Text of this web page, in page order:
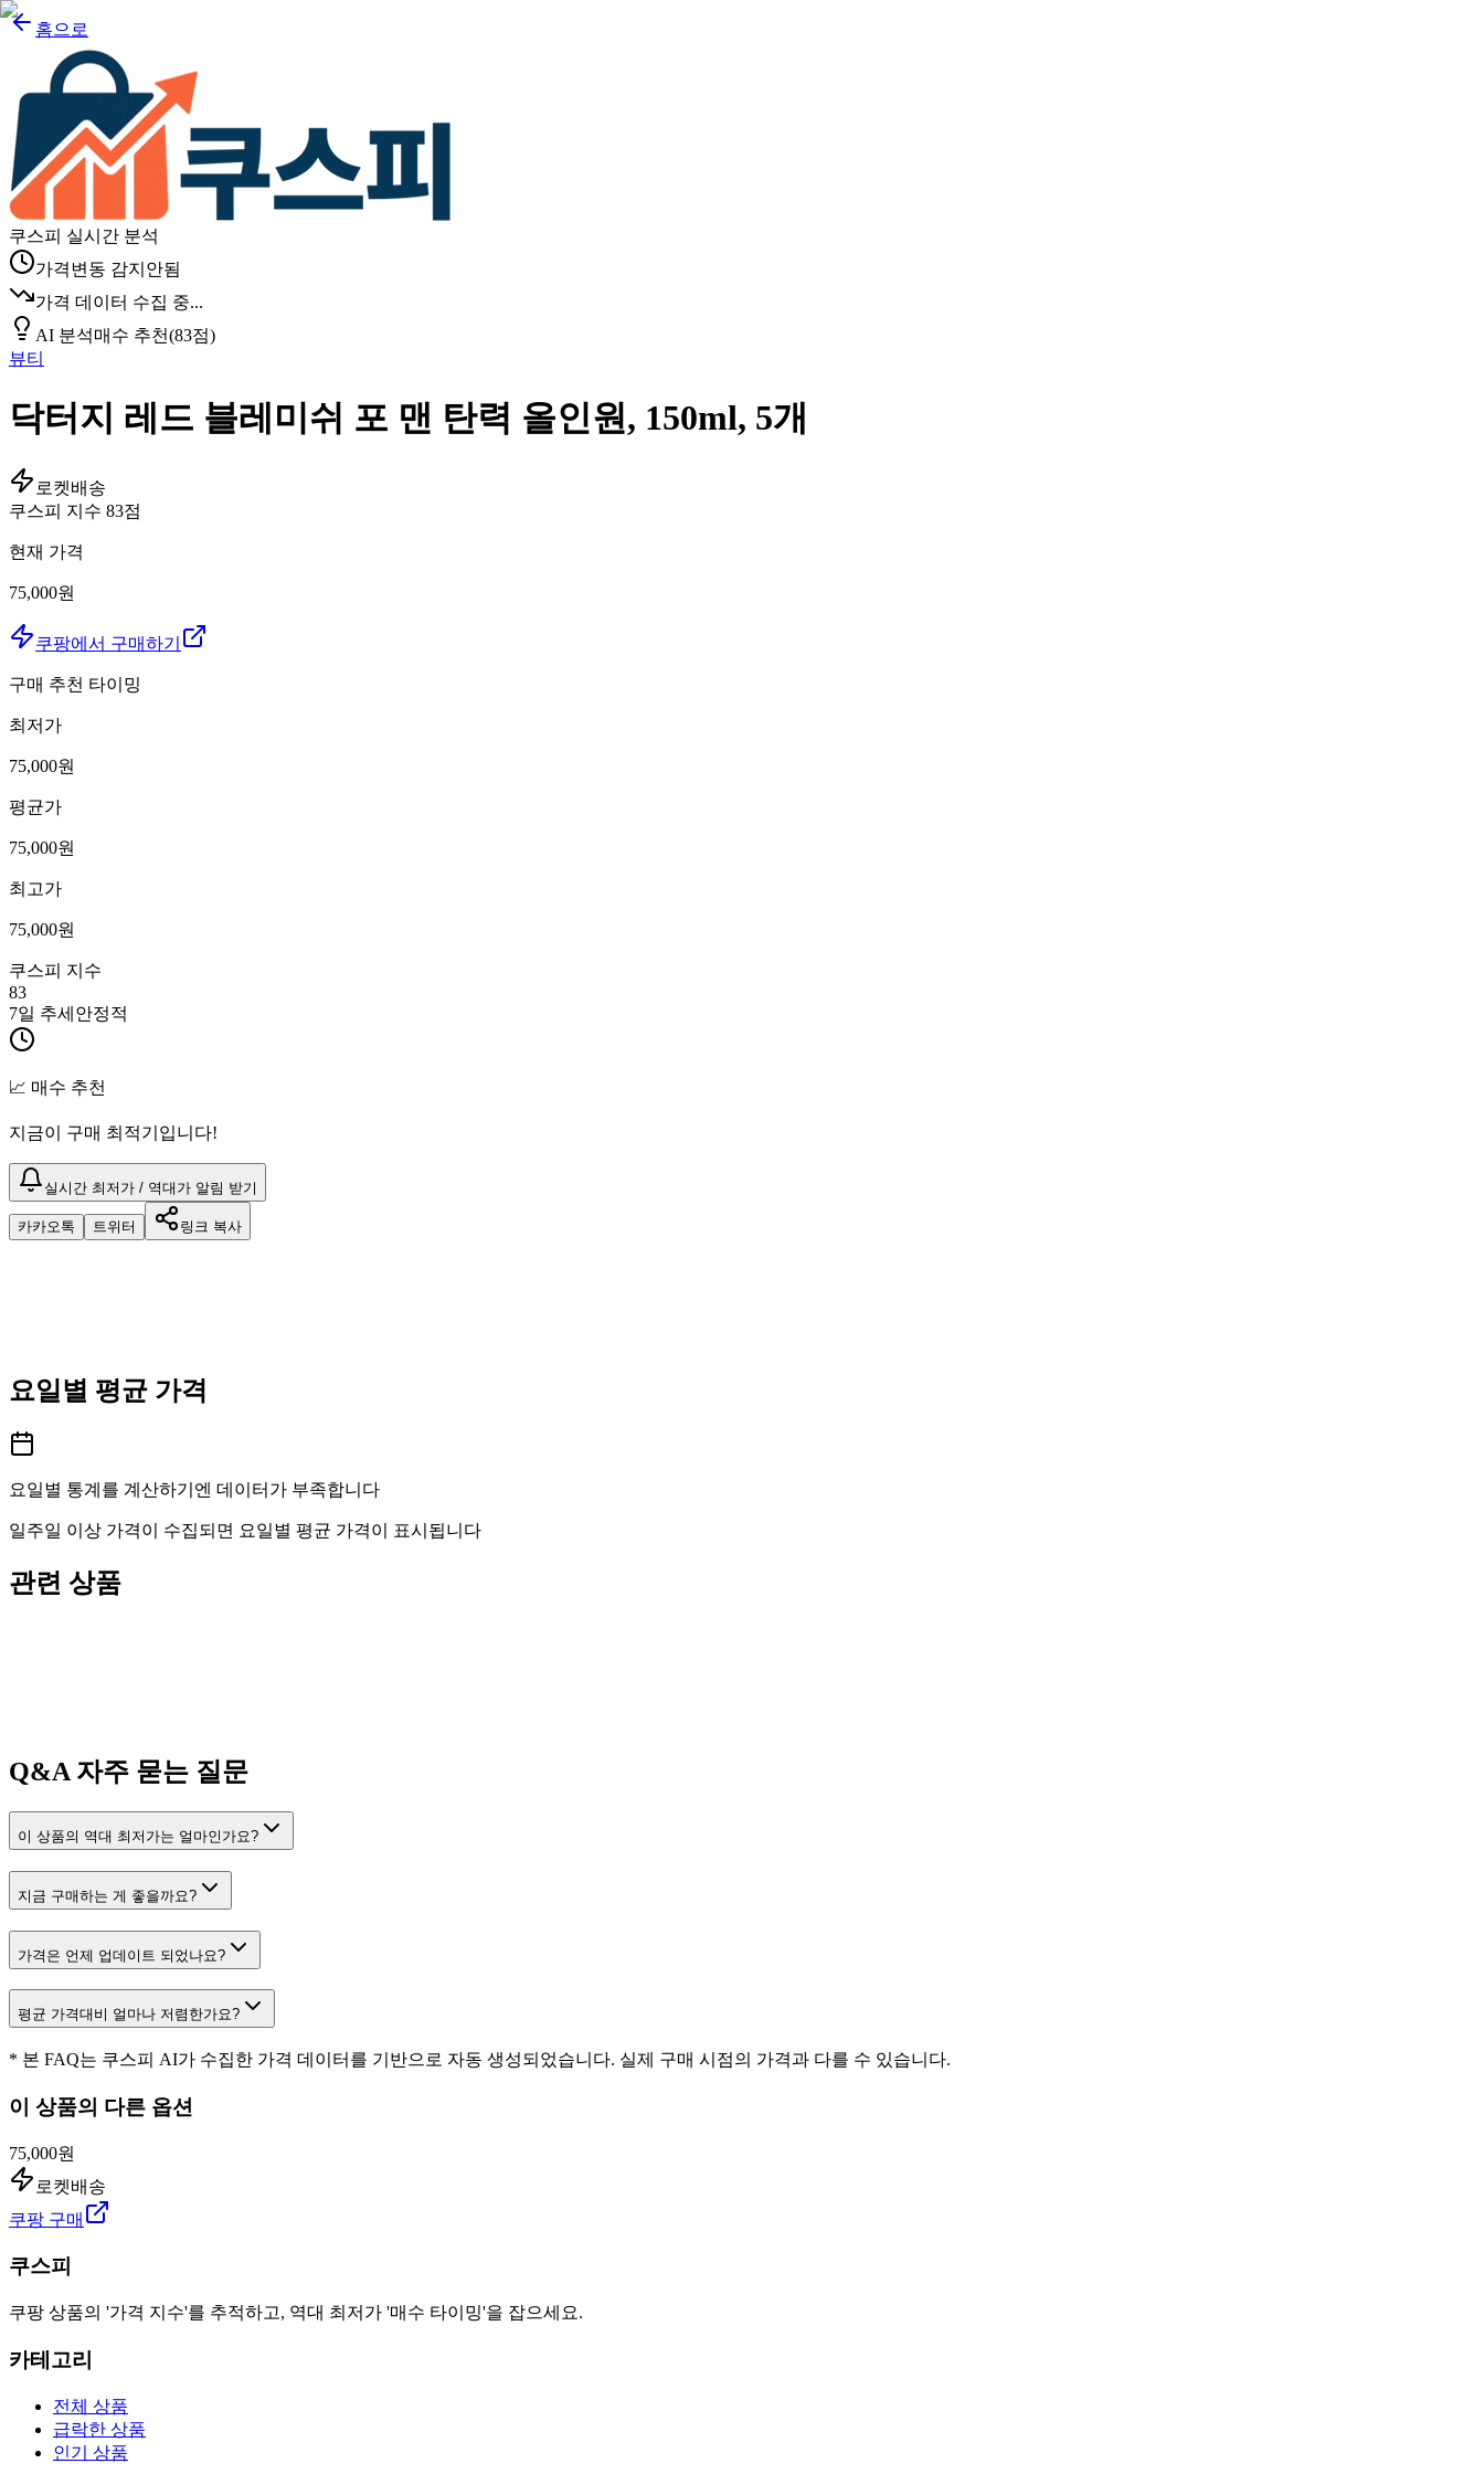
홈으로
쿠스피 실시간 분석
가격변동 감지안됨
가격 데이터 수집 중...
AI 분석매수 추천(83점)
뷰티
닥터지 레드 블레미쉬 포 맨 탄력 올인원, 150ml, 5개
로켓배송
쿠스피 지수 83점
현재 가격
75,000원
쿠팡에서 구매하기
구매 추천 타이밍
최저가
75,000원
평균가
75,000원
최고가
75,000원
쿠스피 지수
83
7일 추세 안정적
📈 매수 추천
지금이 구매 최적기입니다!
실시간 최저가 / 역대가 알림 받기
카카오톡 트위터 링크 복사
요일별 평균 가격
요일별 통계를 계산하기엔 데이터가 부족합니다
일주일 이상 가격이 수집되면 요일별 평균 가격이 표시됩니다
관련 상품
Q&A자주 묻는 질문
이 상품의 역대 최저가는 얼마인가요?
지금 구매하는 게 좋을까요?
가격은 언제 업데이트 되었나요?
평균 가격대비 얼마나 저렴한가요?
* 본 FAQ는 쿠스피 AI가 수집한 가격 데이터를 기반으로 자동 생성되었습니다. 실제 구매 시점의 가격과 다를 수 있습니다.
이 상품의 다른 옵션
75,000원
로켓배송
쿠팡 구매
쿠스피
쿠팡 상품의 '가격 지수'를 추적하고, 역대 최저가 '매수 타이밍'을 잡으세요.
카테고리
전체 상품
급락한 상품
인기 상품